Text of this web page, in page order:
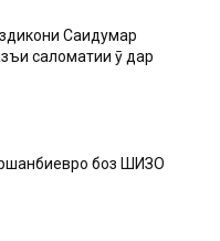
Саидумар
саломатии ӯ дар
боз ШИЗО